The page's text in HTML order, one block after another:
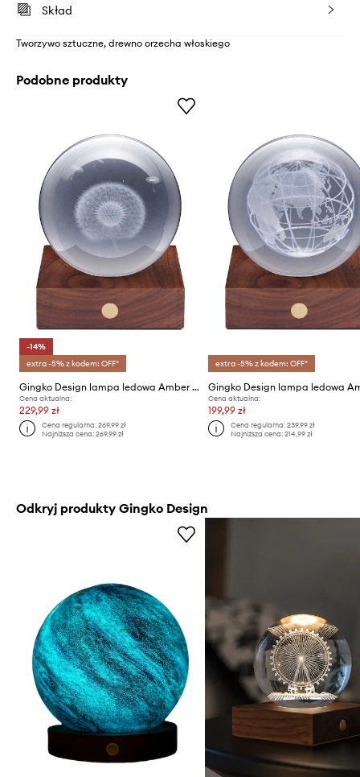
Skład
Tworzywo sztuczne, drewno orzecha włoskiego
Podobne produkty
-14%
extra -5% z kodem: OFF*
Gingko Design lampa ledowa Amber Crystal Light
Cena aktualna:
229,99 zł
Cena regularna:269,99 zł
Najniższa cena:269,99 zł
extra -5% z kodem: OFF*
Cena aktualna:
199,99 zł
Cena regularna: 239,99 zł
Najniższa cena: 214,99 zł
Odkryj produkty Gingko Design